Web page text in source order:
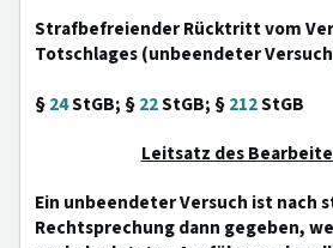
Strafbefreiender Rücktritt vom
Totschlages (unbeendeter
§24StGB; §22StGB; §212StGB
Leitsatz des
Ein unbeendeter Versuch ist nach
Rechtsprechung dann gegeben,